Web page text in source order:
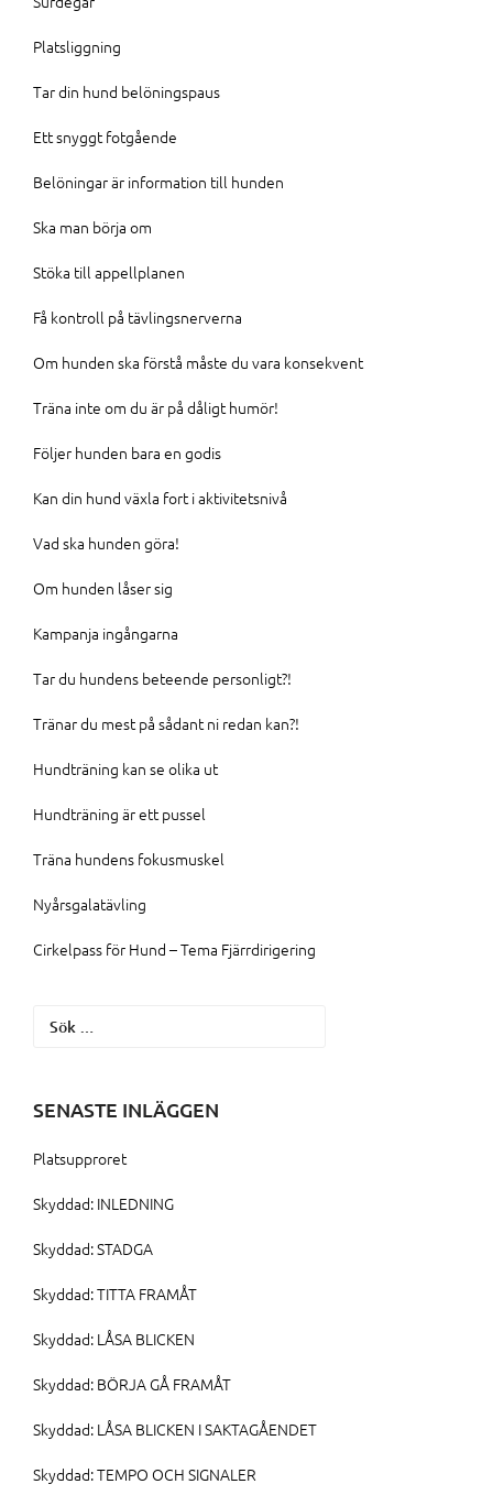
Platsliggning
Tar din hund belöningspaus
Ett snyggt fotgående
Belöningar är information till hunden
Ska man börja om
Stöka till appellplanen
Få kontroll på tävlingsnerverna
Om hunden ska förstå måste du vara konsekvent
Träna inte om du är på dåligt humör!
Följer hunden bara en godis
Kan din hund växla fort i aktivitetsnivå
Vad ska hunden göra!
Om hunden låser sig
Kampanja ingångarna
Tar du hundens beteende personligt?!
Tränar du mest på sådant ni redan kan?!
Hundträning kan se olika ut
Hundträning är ett pussel
Träna hundens fokusmuskel
Nyårsgalatävling
Cirkelpass för Hund – Tema Fjärrdirigering
Sök
SENASTE INLÄGGEN
Platsupproret
Skyddad: INLEDNING
Skyddad: STADGA
Skyddad: TITTA FRAMÅT
Skyddad: LÅSA BLICKEN
Skyddad: BÖRJA GÅ FRAMÅT
Skyddad: LÅSA BLICKEN I SAKTAGÅENDET
Skyddad: TEMPO OCH SIGNALER